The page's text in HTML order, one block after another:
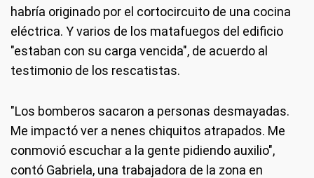
habría originado por el cortocircuito de una cocina
eléctrica. Y varios de los matafuegos del edificio
"estaban con su carga vencida", de acuerdo al
testimonio de los rescatistas.
"Los bomberos sacaron a personas desmayadas.
Me impactó ver a nenes chiquitos atrapados. Me
conmovió escuchar a la gente pidiendo auxilio",
contó Gabriela, una trabajadora de la zona en